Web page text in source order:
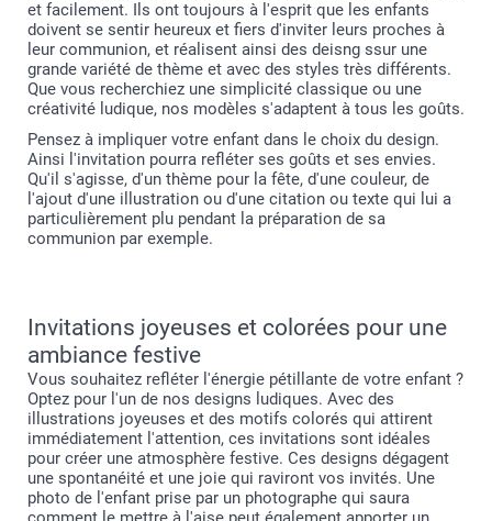
et facilement. Ils ont toujours à l'esprit que les enfants
doivent se sentir heureux et fiers d'inviter leurs proches à
leur communion, et réalisent ainsi des deisng ssur une
grande variété de thème et avec des styles très différents.
Que vous recherchiez une simplicité classique ou une
créativité ludique, nos modèles s'adaptent à tous les goûts.
Pensez à impliquer votre enfant dans le choix du design.
Ainsi l'invitation pourra refléter ses goûts et ses envies.
Qu'il s'agisse, d'un thème pour la fête, d'une couleur, de
l'ajout d'une illustration ou d'une citation ou texte qui lui a
particulièrement plu pendant la préparation de sa
communion par exemple.
Invitations joyeuses et colorées pour une
ambiance festive
Vous souhaitez refléter l'énergie pétillante de votre enfant ?
Optez pour l'un de nos designs ludiques. Avec des
illustrations joyeuses et des motifs colorés qui attirent
immédiatement l'attention, ces invitations sont idéales
pour créer une atmosphère festive. Ces designs dégagent
une spontanéité et une joie qui raviront vos invités. Une
photo de l'enfant prise par un photographe qui saura